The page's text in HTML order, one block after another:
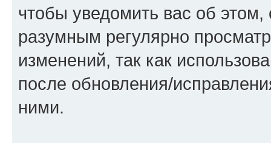
чтобы уведомить вас об
разумным регулярно
изменений, так как
после обновления/
ними.